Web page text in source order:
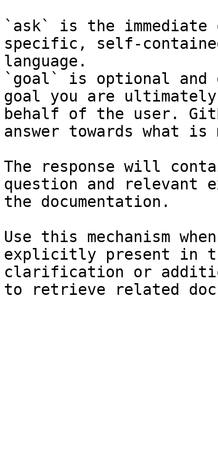
`ask` is the
specific, self-
language.
`goal` is optional and
goal you are
behalf of the user.
answer towards what
The response will
question and relevant
the documentation.
Use this mechanism
explicitly present in
clarification or